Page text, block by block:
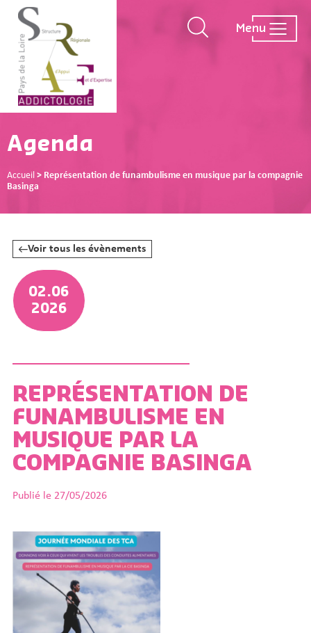
Menu
Agenda
Accueil > Représentation de funambulisme en musique par la compagnie
Basinga
Voir tous les évènements
02.06
2026
REPRÉSENTATION DE
FUNAMBULISME EN
MUSIQUE PAR LA
COMPAGNIE BASINGA
Publié le 27/05/2026